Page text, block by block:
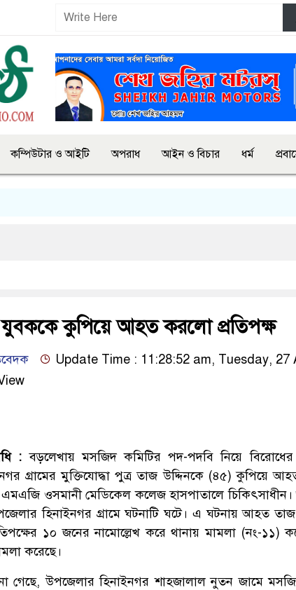
কম্পিউটার ও আইটি অপরাধ আইন ও বিচার ধর্ম
কুপিয়ে আহত করলো প্রতিপক্ষ
Update Time : 11:28:52 am, Tuesday, 27
: বড়লেখায় মসজিদ কমিটির পদ-পদবি নিয়ে বিরোধের
গ্রামের মুক্তিযোদ্ধা পুত্র তাজ উদ্দিনকে (৪৫) কুপিয়ে
ওসমানী মেডিকেল কলেজ হাসপাতালে চিকিৎসাধীন।
হিনাইনগর গ্রামে ঘটনাটি ঘটে। এ ঘটনায় আহত
১০ জনের নামোল্লেখ করে থানায় মামলা (নং-১১)
করেছে।
গেছে, উপজেলার হিনাইনগর শাহজালাল নুতন জামে